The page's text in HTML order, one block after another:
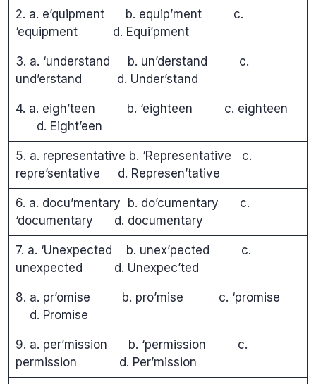
2. a. e’quipment b. equip’ment c.
‘equipment d. Equi’pment
3. a. ‘understand b. un’derstand c.
und’erstand d. Under’stand
4. a. eigh’teen b. ‘eighteen c. eighteen
d. Eight’een
5. a. representative b. ‘Representative c.
repre’sentative d. Represen’tative
6. a. docu’mentary b. do’cumentary c.
‘documentary d. documentary
7. a. ‘Unexpected b. unex’pected c.
unexpected d. Unexpec’ted
8. a. pr’omise b. pro’mise c. ‘promise
d. Promise
9. a. per’mission b. ‘permission c.
permission d. Per’mission